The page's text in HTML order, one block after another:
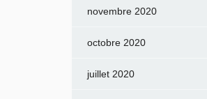
novembre 2020
octobre 2020
juillet 2020